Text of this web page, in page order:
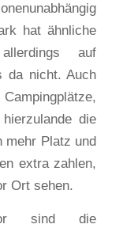
hat ähnliche
auf
da nicht. Auch
die
mehr Platz und
extra zahlen,
Ort sehen.
sind die